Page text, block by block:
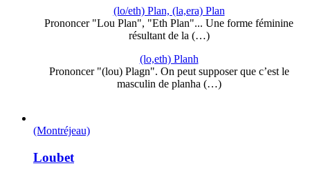
(lo/eth) Plan, (la,era) Plan
Prononcer "Lou Plan", "Eth Plan"... Une forme féminine
résultant de la (…)
(lo,eth) Planh
Prononcer "(lou) Plagn". On peut supposer que c’est le
masculin de planha (…)
(Montréjeau)
Loubet